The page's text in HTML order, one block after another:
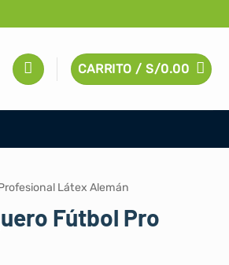
CARRITO /S/0.00
Látex Alemán
Fútbol Pro